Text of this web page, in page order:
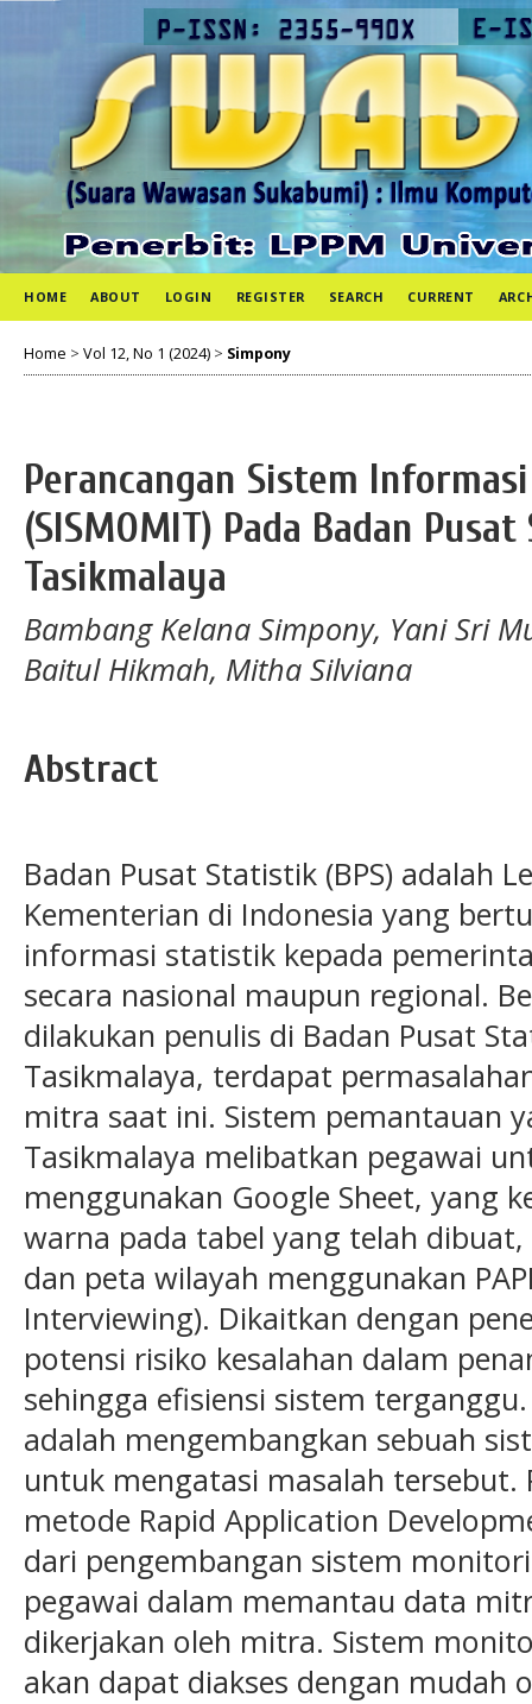
HOME ABOUT LOGIN REGISTER SEARCH CURRENT
Home > Vol 12, No 1 (2024) > Simpony
Perancangan Sistem
(SISMOMIT) Pada Badan
Tasikmalaya
Bambang Kelana Simpony, Yani Sri
Baitul Hikmah, Mitha Silviana
Abstract
Badan Pusat Statistik (BPS) adalah
Kementerian di Indonesia yang
informasi statistik kepada
secara nasional maupun regional.
dilakukan penulis di Badan Pusat
Tasikmalaya, terdapat
mitra saat ini. Sistem pemantauan
Tasikmalaya melibatkan pegawai
menggunakan Google Sheet, yang
warna pada tabel yang telah
dan peta wilayah menggunakan
Interviewing). Dikaitkan dengan
potensi risiko kesalahan dalam
sehingga efisiensi sistem
adalah mengembangkan sebuah
untuk mengatasi masalah tersebut.
metode Rapid Application
dari pengembangan sistem
pegawai dalam memantau data
dikerjakan oleh mitra. Sistem
akan dapat diakses dengan mudah